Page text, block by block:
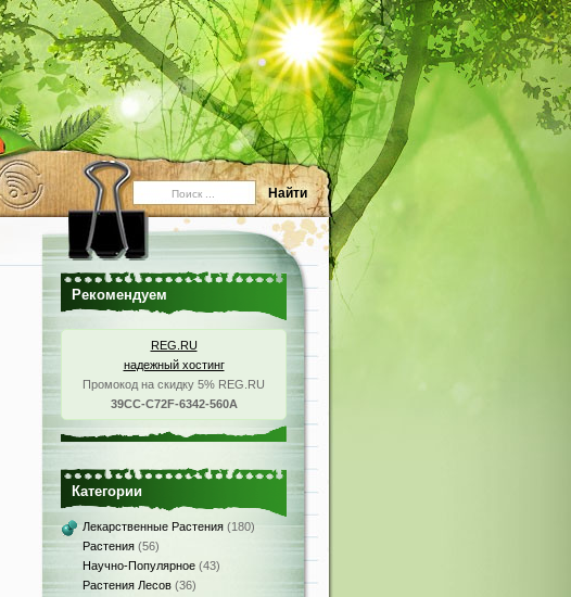
Рекомендуем
REG.RU
надежный хостинг
Промокод на скидку 5% REG.RU
39CC-C72F-6342-560A
Категории
Лекарственные Растения (180)
Растения (56)
Научно-Популярное (43)
Растения Лесов (36)